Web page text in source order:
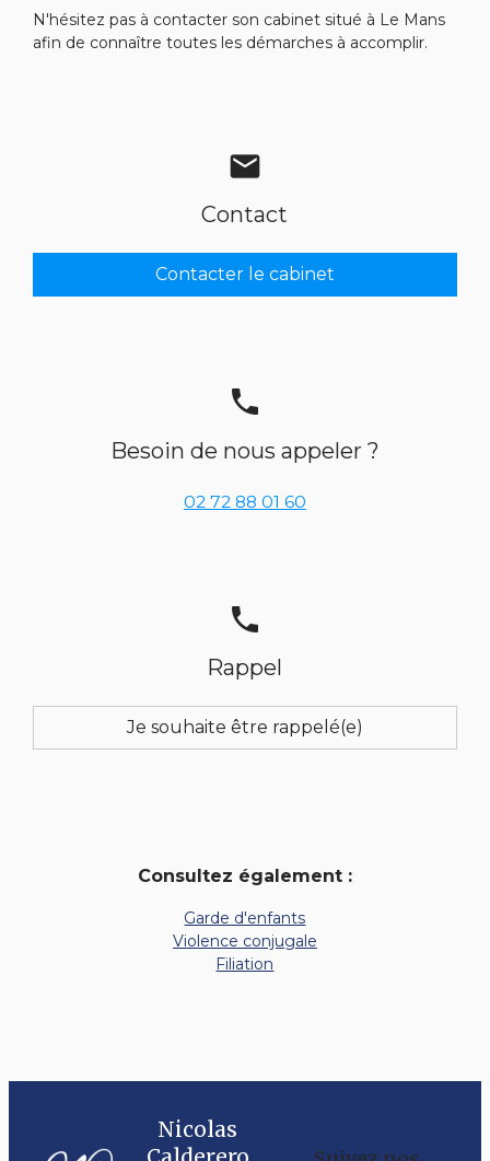
N'hésitez pas à contacter son cabinet situé à Le Mans
afin de connaître toutes les démarches à accomplir.
mail
Contact
Contacter le cabinet
phone
Besoin de nous appeler ?
02 72 88 01 60
phone
Rappel
Je souhaite être rappelé(e)
Consultez également :
Garde d'enfants
Violence conjugale
Filiation
Nicolas